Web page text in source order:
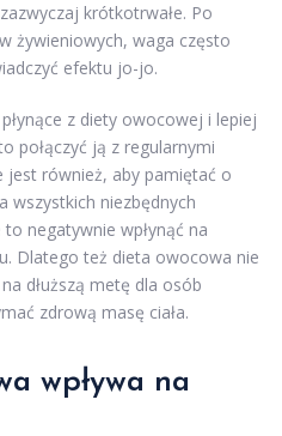
krótkotrwałe. Po
żywieniowych, waga często
efektu jo-jo.
z diety owocowej i lepiej
połączyć ją z regularnymi
jest również, aby pamiętać o
wszystkich niezbędnych
negatywnie wpłynąć na
Dlatego też dieta owocowa nie
dłuższą metę dla osób
zdrową masę ciała.
wpływa na